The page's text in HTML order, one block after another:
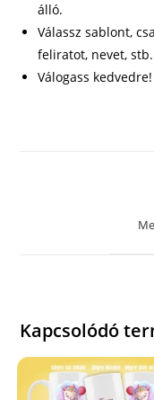
álló.
Válassz sablont,
feliratot, nevet,
Válogass kedvedre!
Kapcsolódó